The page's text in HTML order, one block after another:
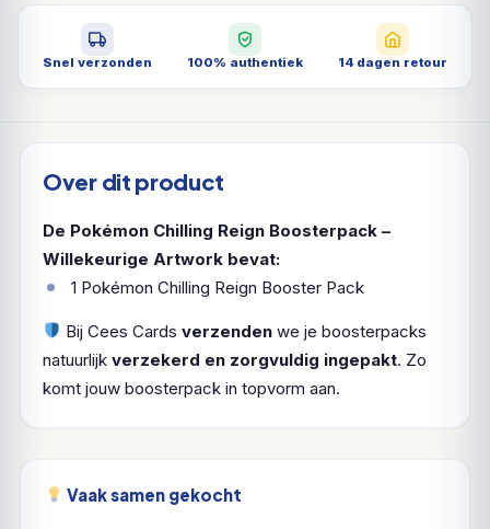
Snel verzonden 100% authentiek 14 dagen retour
Over dit product
De Pokémon Chilling Reign Boosterpack –
Willekeurige Artwork bevat:
1 Pokémon Chilling Reign Booster Pack
Bij Cees Cardsverzenden we je boosterpacks
natuurlijk verzekerd en zorgvuldig ingepakt. Zo
komt jouw boosterpack in topvorm aan.
Vaak samen gekocht